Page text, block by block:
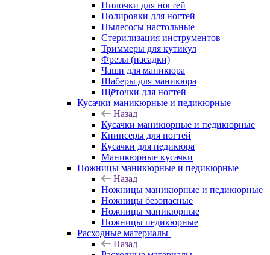
Пилочки для ногтей
Полировки для ногтей
Пылесосы настольные
Стерилизация инструментов
Триммеры для кутикул
Фрезы (насадки)
Чаши для маникюра
Шаберы для маникюра
Щёточки для ногтей
Кусачки маникюрные и педикюрные
Назад
Кусачки маникюрные и педикюрные
Книпсеры для ногтей
Кусачки для педикюра
Маникюрные кусачки
Ножницы маникюрные и педикюрные
Назад
Ножницы маникюрные и педикюрные
Ножницы безопасные
Ножницы маникюрные
Ножницы педикюрные
Расходные материалы
Назад